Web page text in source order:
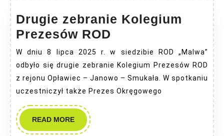
Drugie zebranie Kolegium
Prezesów ROD
zebranie
Kolegium
Prezesów
ROD
W dniu 8 lipca 2025 r. w siedzibie ROD „Malwa”
odbyło się drugie zebranie Kolegium Prezesów ROD
z rejonu Opławiec – Janowo – Smukała. W spotkaniu
uczestniczył także Prezes Okręgowego
READ MOREREAD
MORE